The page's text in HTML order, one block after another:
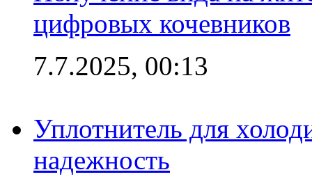
цифровых кочевников
7.7.2025, 00:13
Уплотнитель для
надежность